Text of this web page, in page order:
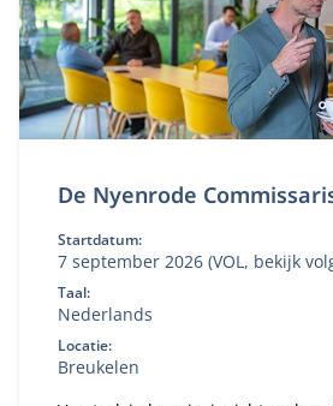
De Nyenrode
Startdatum:
7 september 2026 (VOL, bekijk
'aanmelden')
Taal:
Nederlands
Locatie:
Breukelen